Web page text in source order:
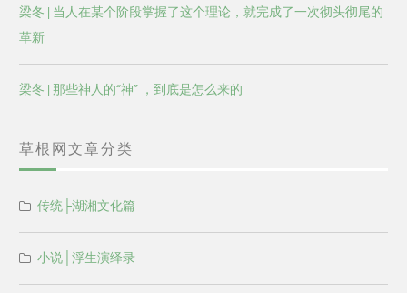
梁冬 | 当人在某个阶段掌握了这个理论，就完成了一次彻头彻尾的
革新
梁冬 | 那些神人的“神” ，到底是怎么来的
草根网文章分类
传统├湖湘文化篇
小说├浮生演绎录